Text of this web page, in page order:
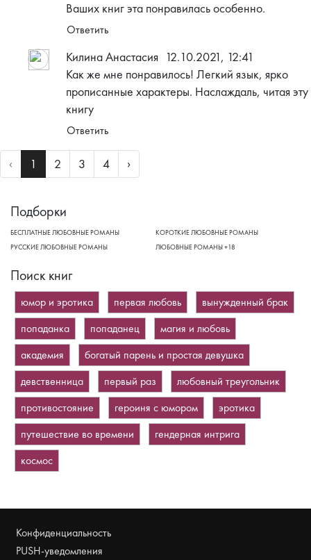
Ваших книг эта понравилась особенно.
Ответить
Килина Анастасия 12.10.2021, 12:41
Как же мне понравилось! Легкий язык, ярко
прописанные характеры. Наслаждаль, читая эту
книгу
Ответить
‹ Previous
1 2 3 4 ›Next
Подборки
БЕСПЛАТНЫЕ ЛЮБОВНЫЕ РОМАНЫ
КОРОТКИЕ ЛЮБОВНЫЕ РОМАНЫ
РУССКИЕ ЛЮБОВНЫЕ РОМАНЫ
ЛЮБОВНЫЕ РОМАНЫ +18
Поиск книг
юмор и эротика первая любовь
вынужденный брак
попаданка
попаданец
магия и любовь
академия
богатый парень и простая девушка
девственница
первый раз
любовный треугольник
противостояние
героиня с юмором
эротика
путешествие во времени
гендерная интрига
космос
Конфиденциальность
PUSH-уведомления